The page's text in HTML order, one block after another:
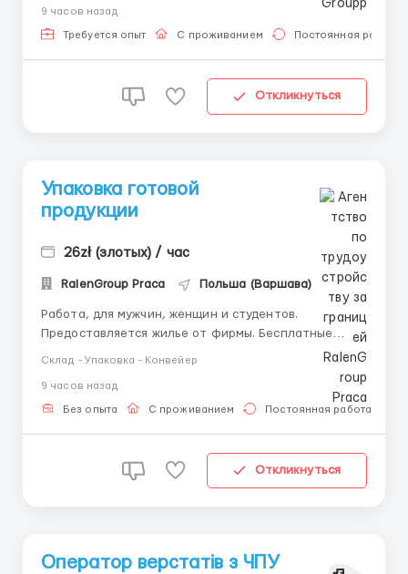
сортировку метала ( не линия ) сортировка веток (
смотрят чтобы не попадался пластик или пакеты в
9 часов назад
Требуется опыт С проживанием Постоянная работа
Откликнуться
Упаковка готовой
продукции
26zł (злотых) / час
RalenGroup Praca Польша (Варшава)
Работа, для мужчин, женщин и студентов.
Предоставляется жилье от фирмы. Бесплатные
Подробности по телефону +48 451 582 284 Дневные
смены по 9-12 часов. Хорошая возможность
Склад - Упаковка - Конвейер
9 часов назад
Без опыта С проживанием Постоянная работа
Откликнуться
Оператор верстатів з ЧПУ